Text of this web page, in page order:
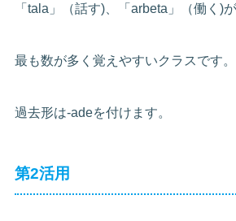
「tala」（話す)、「arbeta」（働く)
最も数が多く覚えやすいクラスです。
過去形は-adeを付けます。
第2活用